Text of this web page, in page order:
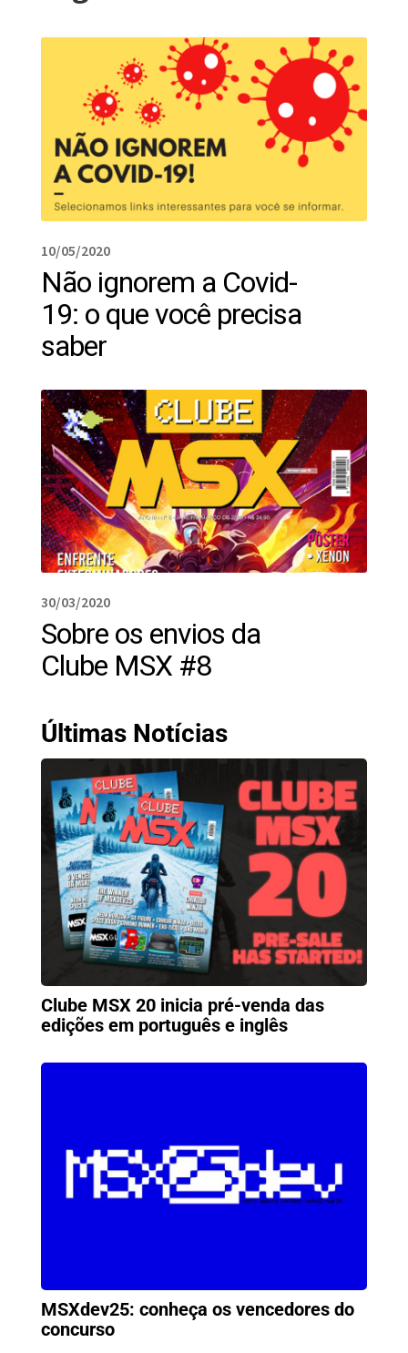
10/05/2020
Não ignorem a Covid-
19: o que você precisa
saber
30/03/2020
Sobre os envios da
Clube MSX #8
Últimas Notícias
Clube MSX 20 inicia pré-venda das
edições em português e inglês
MSXdev25: conheça os vencedores do
concurso